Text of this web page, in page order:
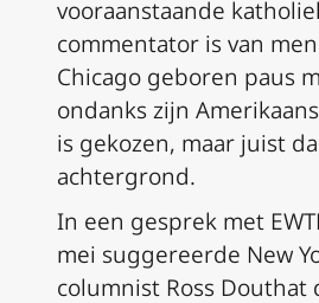
vooraanstaande
commentator is van
Chicago geboren paus
ondanks zijn
is gekozen, maar juist
achtergrond.
In een gesprek met
mei suggereerde New
columnist Ross Douthat